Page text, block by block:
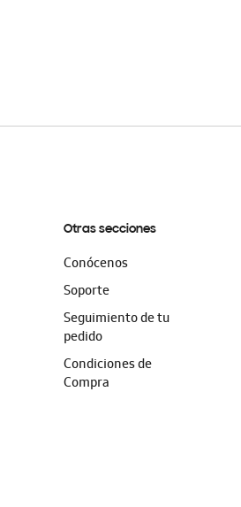
Otras secciones
Conócenos
Soporte
Seguimiento de tu
pedido
Condiciones de
Compra